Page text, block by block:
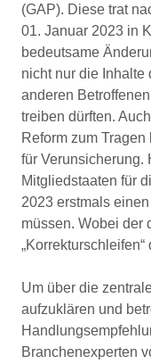
(GAP). Diese trat
01. Januar 2023 in
bedeutsame
nicht nur die Inhalte
anderen
treiben dürften.
Reform zum
für Verunsicherung.
Mitgliedstaaten für
2023 erstmals
müssen. Wobei der
Um über die
aufzuklären und
Branchenexperten